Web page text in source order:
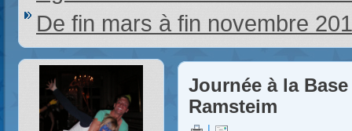
De fin mars à fin novembre
Journée à la
Ramsteim
|